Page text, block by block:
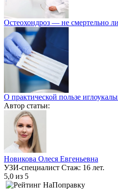
Остеохондроз — не смертельно
О практической пользе
Автор статьи:
Новикова Олеся Евгеньевна
УЗИ-специалист Стаж: 16 лет.
5,0 из 5